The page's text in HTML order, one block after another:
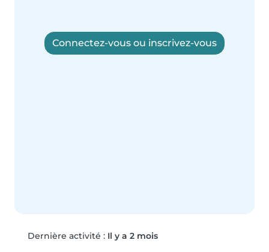
Connectez-vous ou inscrivez-vous
Dernière activité : Il y a 2 mois